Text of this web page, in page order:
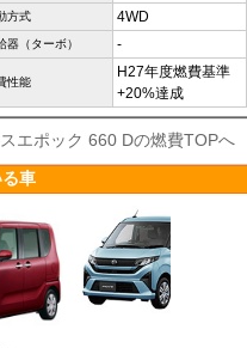
方式 4WD
器（ターボ） -
性能
H27年度燃費基準
+20%達成
エポック 660 Dの燃費TOPへ
車